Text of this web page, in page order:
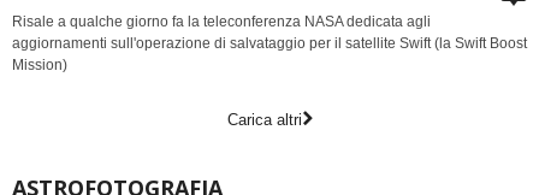
Risale a qualche giorno fa la teleconferenza NASA dedicata agli
aggiornamenti sull'operazione di salvataggio per il satellite Swift (la Swift Boost
Mission)
Carica altri
ASTROFOTOGRAFIA